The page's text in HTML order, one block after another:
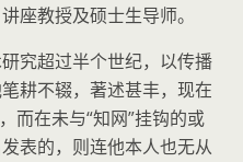
座教授及硕士生导师。
究超过半个世纪，以传播
耕不辍，著述甚丰，现在
而在未与“知网”挂钩的或
表的，则连他本人也无从